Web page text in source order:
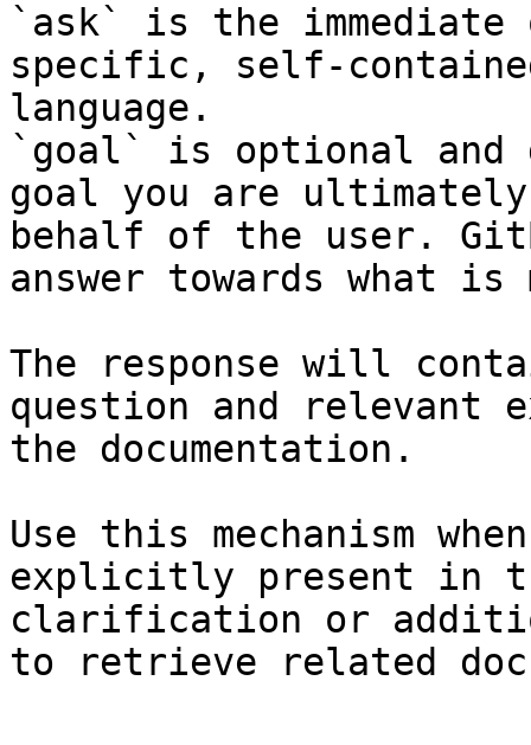
`ask` is the
specific, self-
language.
`goal` is optional and
goal you are
behalf of the user.
answer towards what
The response will
question and relevant
the documentation.
Use this mechanism
explicitly present in
clarification or